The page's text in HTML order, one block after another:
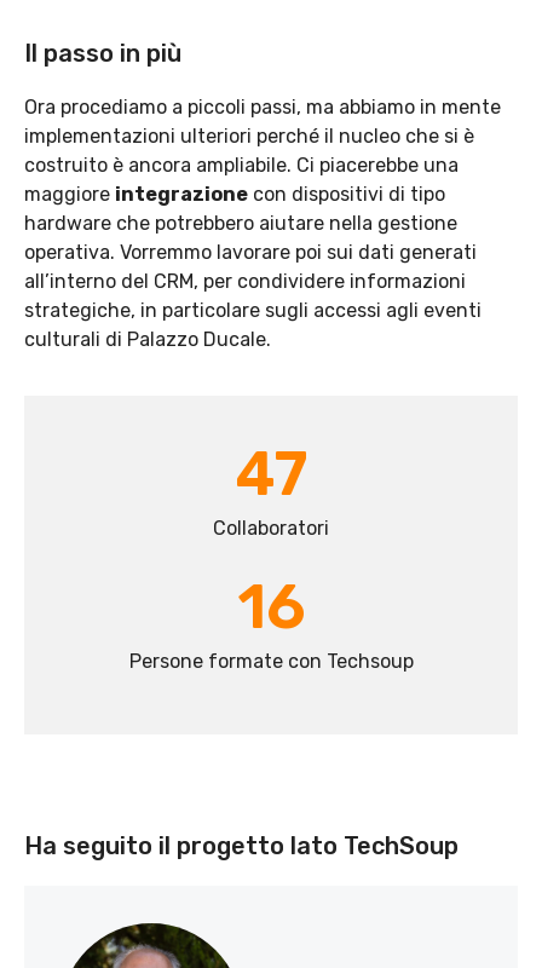
Il passo in più
Ora procediamo a piccoli passi, ma abbiamo in mente
implementazioni ulteriori perché il nucleo che si è
costruito è ancora ampliabile. Ci piacerebbe una
maggiore integrazione con dispositivi di tipo
hardware che potrebbero aiutare nella gestione
operativa. Vorremmo lavorare poi sui dati generati
all’interno del CRM, per condividere informazioni
strategiche, in particolare sugli accessi agli eventi
culturali di Palazzo Ducale.
47
Collaboratori
16
Persone formate con Techsoup
Ha seguito il progetto lato TechSoup